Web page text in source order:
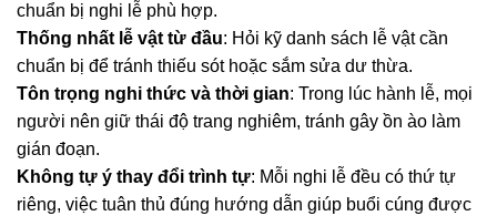
chuẩn bị nghi lễ phù hợp.
Thống nhất lễ vật từ đầu: Hỏi kỹ danh sách lễ vật cần
chuẩn bị để tránh thiếu sót hoặc sắm sửa dư thừa.
Tôn trọng nghi thức và thời gian: Trong lúc hành lễ, mọi
người nên giữ thái độ trang nghiêm, tránh gây ồn ào làm
gián đoạn.
Không tự ý thay đổi trình tự: Mỗi nghi lễ đều có thứ tự
riêng, việc tuân thủ đúng hướng dẫn giúp buổi cúng được